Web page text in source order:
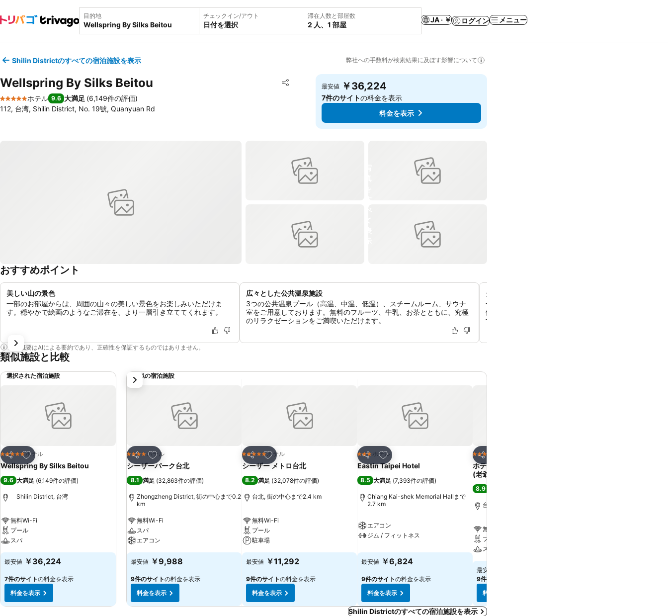
目的地 チェックイン/アウト
日付を選択
滞在人数と部屋数
2 人、1 部屋
JA · ￥ ログイン メニュー
Shilin Districtのすべての宿泊施設を表示 弊社への手数料が検索結果に及ぼす影響について
Wellspring By Silks Beitou シェア
お気に入りに追加
5 ホテルのランク
ホテル 9.6 大満足 (6,149件の評価)
112, 台湾, Shilin District, No. 19號, Quanyuan Rd
最安値 ￥36,224
7件のサイトの料金を表示
料金を表示
おすすめポイント
美しい山の景色
一部のお部屋からは、周囲の山々の美しい景色をお楽しみいただけま
す。穏やかで絵画のようなご滞在を、より一層引き立ててくれます。
広々とした公共温泉施設
3つの公共温泉プール（高温、中温、低温）、スチームルーム、サウナ
室をご用意しております。無料のフルーツ、牛乳、お茶とともに、究極
のリラクゼーションをご満喫いただけます。
ダイソンのプレミアムヘアドライヤー
一部の客室、特に角部屋のスイートには、ダイソンのヘ
備え付けられており、お部屋のアメニティに贅沢な彩り
す。
この概要はAIによる要約であり、正確性を保証するものではありません。
類似施設と比較
選択された宿泊施設
シェア
お気に入りに追加
5 ホテルのランク
ホテル
Wellspring By Silks Beitou
9.6 大満足 (6,149件の評価)
Shilin District, 台湾
無料Wi-Fi
プール
スパ
最安値 ￥36,224
7件のサイトの料金を表示
料金を表示
類似の宿泊施設
シェア
お気に入りに追加
4 ホテルのランク
ホテル
シーザーパーク台北
8.1 満足 (32,863件の評価)
Zhongzheng District, 街の中心まで0.2
km
無料Wi-Fi
スパ
エアコン
最安値 ￥9,988
9件のサイトの料金を表示
料金を表示
シェア
お気に入りに追加
5 ホテルのランク
ホテル
シーザー メトロ台北
8.2 満足 (32,078件の評価)
台北, 街の中心まで2.4 km
無料Wi-Fi
プール
駐車場
最安値 ￥11,292
9件のサイトの料金を表示
料金を表示
シェア
お気に入りに追加
3 ホテルのランク
ホテル
Eastin Taipei Hotel
8.5 大満足 (7,393件の評価)
Chiang Kai-shek Memorial Hallまで
2.7 km
エアコン
ジム / フィットネス
最安値 ￥6,824
9件のサイトの料金を表示
料金を表示
シェア
5 ホテルのランク
ホテル ロイヤル ニッコー タイペイ
(老爺大酒店)
8.9
台北, 街の中心まで0.9 km
無料Wi-Fi
プール
スパ
最安値
9件のサイト
料金を表示
次
Shilin Districtのすべての宿泊施設を表示